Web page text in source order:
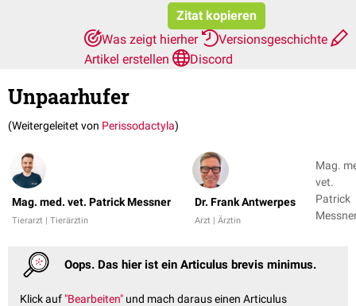
Zitat kopieren
Was zeigt hierher
Versionsgeschichte
Artikel erstellen
Discord
Unpaarhufer
(Weitergeleitet von Perissodactyla)
Mag. med. vet. Patrick Messner
Tierarzt | Tierärztin
Dr. Frank Antwerpes
Arzt | Ärztin
Mag.
vet.
Patrick
Oops. Das hier ist ein Articulus brevis minimus.
Klick auf "Bearbeiten" und mach daraus einen Articulus